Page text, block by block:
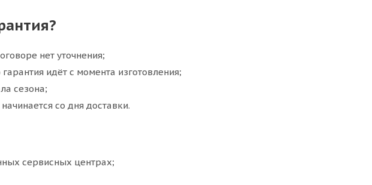
нет уточнения;
идёт с момента изготовления;
сезона;
со дня доставки.
сервисных центрах;